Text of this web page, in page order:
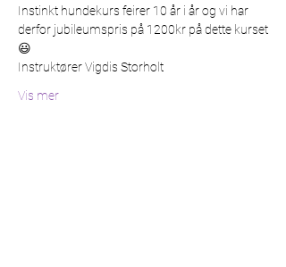
Instinkt hundekurs feirer 10 år i år og vi har
derfor jubileumspris på 1200kr på dette kurset
😃
Instruktører Vigdis Storholt
Vis mer